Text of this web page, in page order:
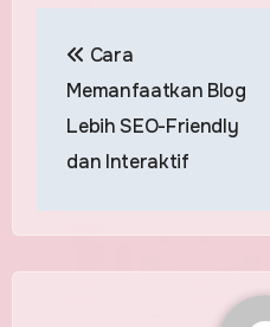
navigation
Cara
Memanfaatkan Blog
Lebih SEO-Friendly
dan Interaktif